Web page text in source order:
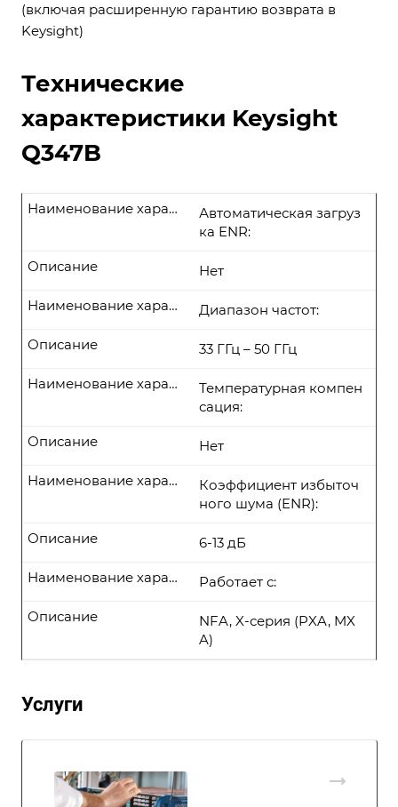
(включая расширенную гарантию возврата в
Keysight)
Технические
характеристики Keysight
Q347B
Автоматическая загруз
ка ENR:
Наименование характеристики
Нет
Описание
Диапазон частот:
Наименование характеристики
33 ГГц – 50 ГГц
Описание
Температурная компен
сация:
Наименование характеристики
Нет
Описание
Коэффициент избыточ
ного шума (ENR):
Наименование характеристики
6-13 дБ
Описание
Работает с:
Наименование характеристики
NFA, X-серия (PXA, MX
A)
Описание
Услуги